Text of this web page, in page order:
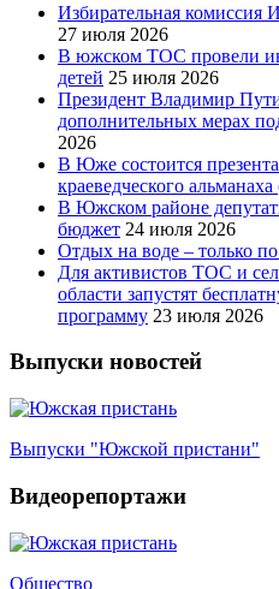
Избирательная комиссия
27 июля 2026
В южском ТОС провели
детей 25 июля 2026
Президент Владимир
дополнительных мерах
2026
В Юже состоится
краеведческого
В Южском районе
бюджет 24 июля 2026
Отдых на воде – только
Для активистов ТОС и
области запустят
программу 23 июля 2026
Выпуски новостей
Выпуски "Южской пристани"
Видеорепортажи
Общество